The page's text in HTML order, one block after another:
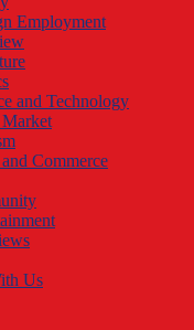
Employment
and Technology
Market
Commerce
Us